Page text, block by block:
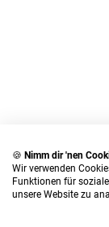
🍪 Nimm dir 'nen
Wir verwenden
Funktionen für
unsere Website zu